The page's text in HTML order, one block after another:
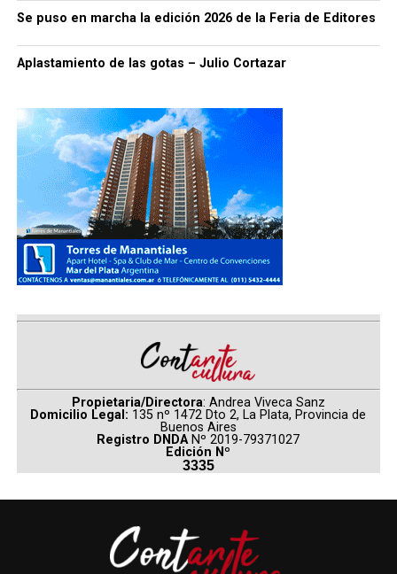
Se puso en marcha la edición 2026 de la Feria de Editores
Aplastamiento de las gotas – Julio Cortazar
Propietaria/Directora: Andrea Viveca Sanz
Domicilio Legal: 135 nº 1472 Dto 2, La Plata, Provincia de
Buenos Aires
Registro DNDA Nº 2019-79371027
Edición Nº
3335